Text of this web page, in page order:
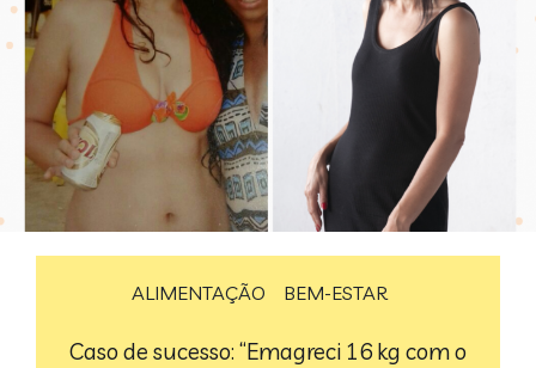
ALIMENTAÇÃO BEM-ESTAR
Caso de sucesso: “Emagreci 16 kg com o